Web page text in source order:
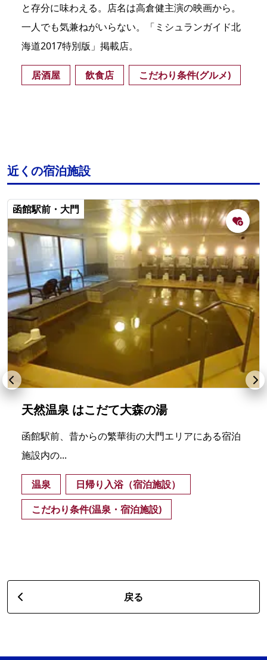
と存分に味わえる。店名は高倉健主演の映画から。
一人でも気兼ねがいらない。「ミシュランガイド北
海道2017特別版」掲載店。
居酒屋 飲食店 こだわり条件(グルメ)
近くの宿泊施設
函館駅前・大門
天然温泉 はこだて大森の湯
函館駅前、昔からの繁華街の大門エリアにある宿泊
施設内の...
温泉
日帰り入浴（宿泊施設）
こだわり条件(温泉・宿泊施設)
戻る